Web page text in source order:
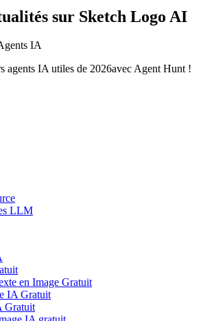
sur Sketch Logo AI
IA
agents IA utiles de 2026avec Agent Hunt !
LLM
en Image Gratuit
IA Gratuit
Gratuit